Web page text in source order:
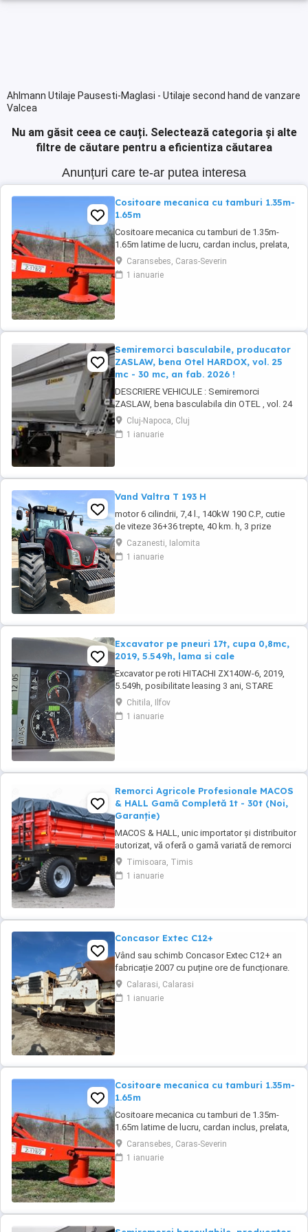
Ahlmann Utilaje Pausesti-Maglasi - Utilaje second hand de vanzare
Valcea
Nu am găsit ceea ce cauți. Selectează categoria și alte
filtre de căutare pentru a eficientiza căutarea
Anunțuri care te-ar putea interesa
Cositoare mecanica cu tamburi 1.35m-
1.65m
Cositoare mecanica cu tamburi de 1.35m-
1.65m latime de lucru, cardan inclus, prelata,
cheie de cutite Transport in toate judetele
Caransebes, Caras-Severin
1 ianuarie
Semiremorci basculabile, producator
ZASLAW, bena Otel HARDOX, vol. 25
mc - 30 mc, an fab. 2026 !
DESCRIERE VEHICULE : Semiremorci
ZASLAW, bena basculabila din OTEL , vol. 24
mc - 30 mc, (stoc nou 2026 sau in fabricatie
ZASLAW) . DETALII: - Semiremorci
basculabile pe 3 axe, bena constructie din
Polonia ...
Cluj-Napoca, Cluj
1 ianuarie
Vand Valtra T 193 H
motor 6 cilindrii, 7,4 l., 140kW 190 C.P., cutie
de viteze 36+36 trepte, 40 km. h, 3 prize
hidraulice, 650 65 r 42 spate, 540 65 r 30,
6.240 ore, an 2013, TVA inclus în preț.
Cazanesti, Ialomita
1 ianuarie
Excavator pe pneuri 17t, cupa 0,8mc,
2019, 5.549h, lama si cale
Excavator pe roti HITACHI ZX140W-6, 2019,
5.549h, posibilitate leasing 3 ani, STARE
FOARTE BUNA. Se poate vedea si proba in
Chitila , sos de Centura Bucuresti la UTIROM
INVEST SRL
Chitila, Ilfov
1 ianuarie
Remorci Agricole Profesionale MACOS
& HALL Gamă Completă 1t - 30t (Noi,
Garanție)
MACOS & HALL, unic importator și distribuitor
autorizat, vă oferă o gamă variată de remorci
agricole și tehnologice, special concepute
pentru a răspunde nevoilor fermierilor
moderni. Toate produsele noastre sunt
în exploatare. Gama ...
Timisoara, Timis
1 ianuarie
Concasor Extec C12+
Vând sau schimb Concasor Extec C12+ an
fabricație 2007 cu puține ore de funcționare.
Calarasi, Calarasi
1 ianuarie
Cositoare mecanica cu tamburi 1.35m-
1.65m
Cositoare mecanica cu tamburi de 1.35m-
1.65m latime de lucru, cardan inclus, prelata,
cheie de cutite Transport in toate judetele
Caransebes, Caras-Severin
1 ianuarie